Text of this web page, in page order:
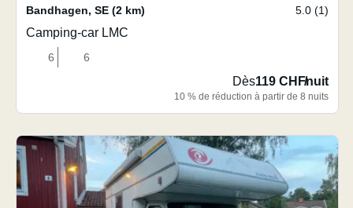
Bandhagen, SE (2 km) 5.0 (1)
Camping-car LMC
6 6
Dès119 CHF/nuit
10 % de réduction à partir de 8 nuits